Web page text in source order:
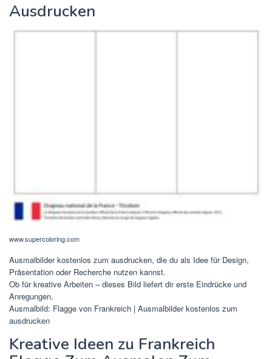
Ausdrucken
www.supercoloring.com
Ausmalbilder kostenlos zum ausdrucken, die du als Idee für Design,
Präsentation oder Recherche nutzen kannst.
Ob für kreative Arbeiten – dieses Bild liefert dir erste Eindrücke und
Anregungen.
Ausmalbild: Flagge von Frankreich | Ausmalbilder kostenlos zum
ausdrucken
Kreative Ideen zu Frankreich